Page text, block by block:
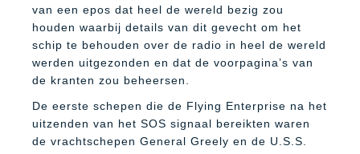
van een epos dat heel de wereld bezig zou
houden waarbij details van dit gevecht om het
schip te behouden over de radio in heel de wereld
werden uitgezonden en dat de voorpagina’s van
de kranten zou beheersen.
De eerste schepen die de Flying Enterprise na het
uitzenden van het SOS signaal bereikten waren
de vrachtschepen General Greely en de U.S.S.